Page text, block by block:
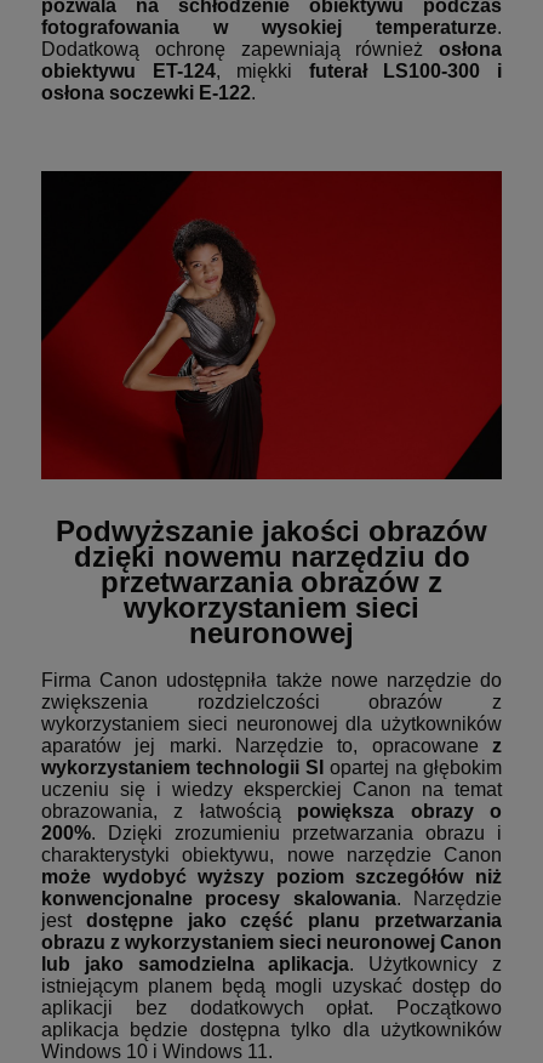
pozwala na schłodzenie obiektywu podczas
fotografowania w wysokiej temperaturze.
Dodatkową ochronę zapewniają również osłona
obiektywu
ET-124, miękki futerał LS100-300 i
osłona soczewki E-122.
Podwyższanie jakości obrazów
dzięki nowemu narzędziu do
przetwarzania obrazów z
wykorzystaniem sieci
neuronowej
Firma Canon udostępniła także nowe narzędzie do
zwiększenia rozdzielczości obrazów z
wykorzystaniem sieci neuronowej dla użytkowników
aparatów jej marki. Narzędzie to, opracowane z
wykorzystaniem technologii SI opartej na głębokim
uczeniu się i wiedzy eksperckiej Canon na temat
obrazowania, z łatwością powiększa obrazy o
200%. Dzięki zrozumieniu przetwarzania obrazu i
charakterystyki obiektywu, nowe narzędzie Canon
może wydobyć wyższy poziom szczegółów niż
konwencjonalne procesy skalowania. Narzędzie
jest dostępne jako część planu przetwarzania
obrazu z wykorzystaniem sieci neuronowej Canon
lub jako samodzielna aplikacja. Użytkownicy z
istniejącym planem będą mogli uzyskać dostęp do
aplikacji bez dodatkowych opłat. Początkowo
aplikacja będzie dostępna tylko dla użytkowników
Windows 10 i Windows 11.